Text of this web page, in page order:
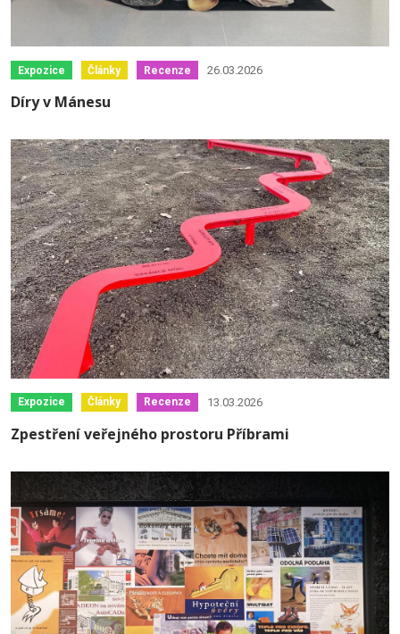
Expozice Články Recenze 26.03.2026
Díry v Mánesu
Expozice Články Recenze 13.03.2026
Zpestření veřejného prostoru Příbrami